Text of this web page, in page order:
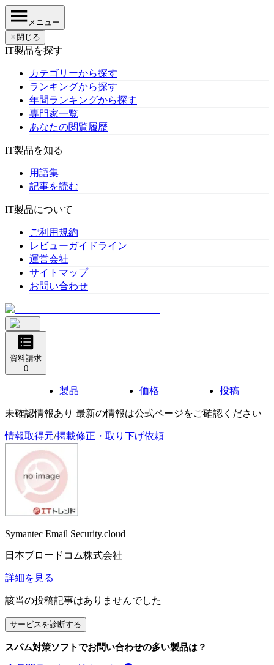
メニュー
✕ 閉じる
IT製品を探す
カテゴリーから探す
ランキングから探す
年間ランキングから探す
専門家一覧
あなたの閲覧履歴
IT製品を知る
用語集
記事を読む
IT製品について
ご利用規約
レビューガイドライン
運営会社
サイトマップ
お問い合わせ
資料請求
0
製品 価格 投稿
未確認情報あり 最新の情報は公式ページをご確認ください
情報取得元/掲載修正・取り下げ依頼
Symantec Email Security.cloud
日本ブロードコム株式会社
詳細を見る
該当の投稿記事はありませんでした
サービスを診断する
スパム対策ソフトでお問い合わせの多い製品は？